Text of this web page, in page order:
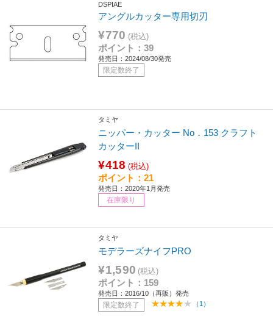
DSPIAE
アングルカッター専用切刃
¥770 (税込)
ポイント：39
発売日：2024/08/30発売
限定数終了
タミヤ
ニッパー・カッター No．153 クラフト
カッターII
¥418 (税込)
ポイント：21
発売日：2020年1月発売
在庫限り
タミヤ
モデラーズナイフPRO
¥1,590 (税込)
ポイント：159
発売日：2016/10（再販）発売
限定数終了 （1）